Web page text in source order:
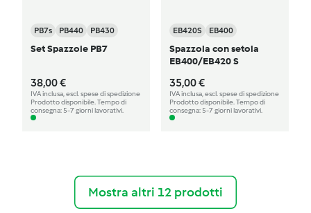
PB7s PB440 PB430
Set Spazzole PB7
38,00 €
IVA inclusa, escl. spese di spedizione
Prodotto disponibile. Tempo di
consegna: 5-7 giorni lavorativi.
EB420S EB400
Spazzola con setola
EB400/EB420 S
35,00 €
IVA inclusa, escl. spese di spedizione
Prodotto disponibile. Tempo di
consegna: 5-7 giorni lavorativi.
Mostra altri 12 prodotti